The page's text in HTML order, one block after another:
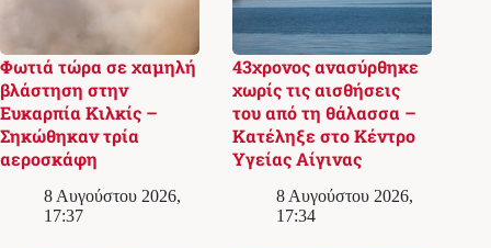
Φωτιά τώρα σε χαμηλή
βλάστηση στην
Ευκαρπία Κιλκίς –
Σηκώθηκαν τρία
αεροσκάφη
8 Αυγούστου 2026,
17:37
43χρονος ανασύρθηκε
χωρίς τις αισθήσεις
του από τη θάλασσα –
Κατέληξε στο Κέντρο
Υγείας Αίγινας
8 Αυγούστου 2026,
17:34